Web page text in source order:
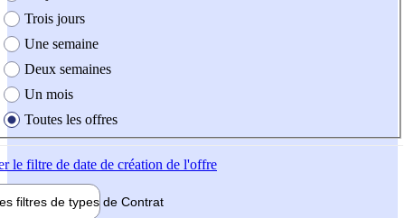
Trois jours
Une semaine
Deux semaines
Un mois
Toutes les offres
le filtre de date de création de l'offre
filtres de types de Contrat